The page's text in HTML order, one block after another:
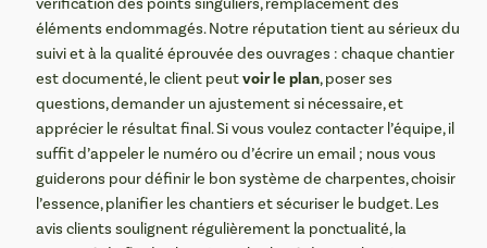
vérification des points singuliers, remplacement des
éléments endommagés. Notre réputation tient au sérieux du
suivi et à la qualité éprouvée des ouvrages : chaque chantier
est documenté, le client peutvoir le plan, poser ses
questions, demander un ajustement si nécessaire, et
apprécier le résultat final. Si vous voulez contacter l’équipe, il
suffit d’appeler le numéro ou d’écrire un email ; nous vous
guiderons pour définir le bon système de charpentes, choisir
l’essence, planifier les chantiers et sécuriser le budget. Les
avis clients soulignent régulièrement la ponctualité, la